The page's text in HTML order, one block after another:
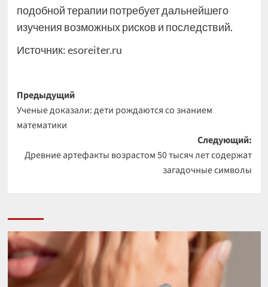
подобной терапии потребует дальнейшего
изучения возможных рисков и последствий.
Источник:esoreiter.ru
Навигация
записи
Предыдущий
Ученые доказали: дети рождаются со знанием
математики
Следующий:
Древние артефакты возрастом 50 тысяч лет содержат
загадочные символы